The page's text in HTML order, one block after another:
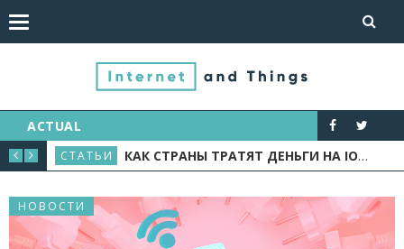
ACTUAL
СТАТЬИ КАК СТРАНЫ ТРАТЯТ ДЕНЬГИ НА IOT: ОБЗОР КЕЙСОВ
НОВОСТИ